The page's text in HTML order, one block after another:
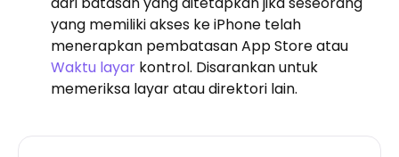
yang memiliki akses ke iPhone telah
menerapkan pembatasan App Store atau
Waktu layar kontrol. Disarankan untuk
memeriksa layar atau direktori lain.